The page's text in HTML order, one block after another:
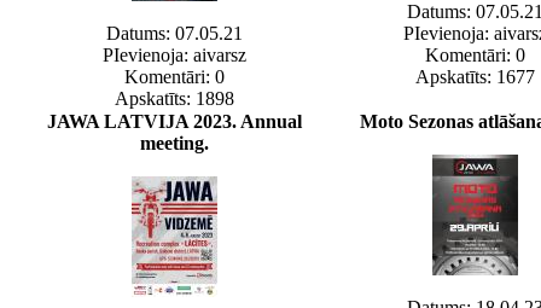
Datums: 07.05.21
PIevienoja: aivarsz
Komentāri: 0
Apskatīts: 1898
Datums:
PIevienoja:
Komentāri: 0
Apskatīts: 1677
JAWA LATVIJA 2023. Annual
meeting.
Moto Sezonas